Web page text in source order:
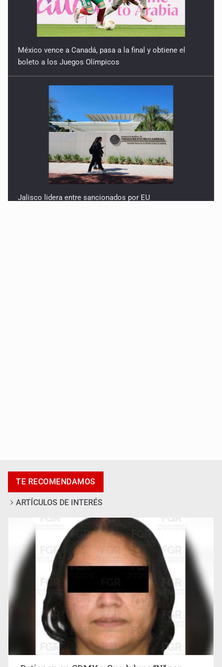
México vence a Canadá, pasa a la final y obtiene el
boleto a los Juegos Olímpicos
Jalisco lidera entre sancionados por EU
Michoacán
Cae en Zapopan prófugo estadounidense buscado por
Interpol
TE RECOMENDAMOS
ARTÍCULOS DE INTERÉS